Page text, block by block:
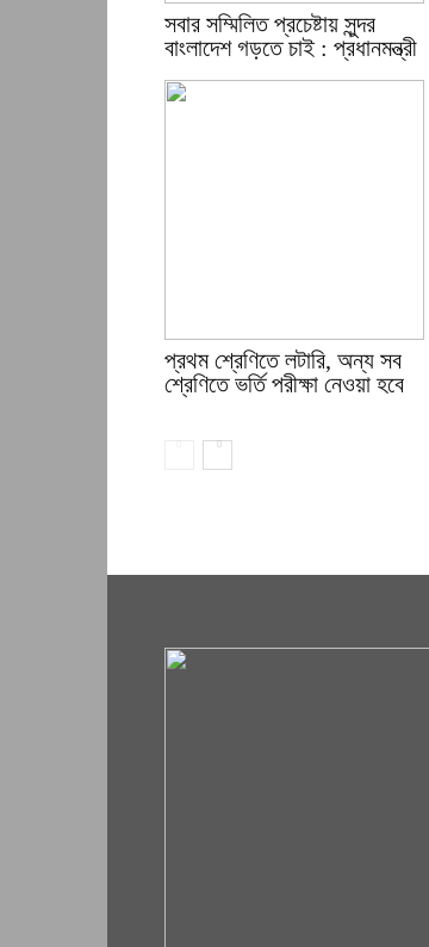
সবার সম্মিলিত প্রচেষ্টায় সুন্দর
বাংলাদেশ গড়তে চাই : প্রধানমন্ত্রী
প্রথম শ্রেণিতে লটারি, অন্য সব
শ্রেণিতে ভর্তি পরীক্ষা নেওয়া হবে